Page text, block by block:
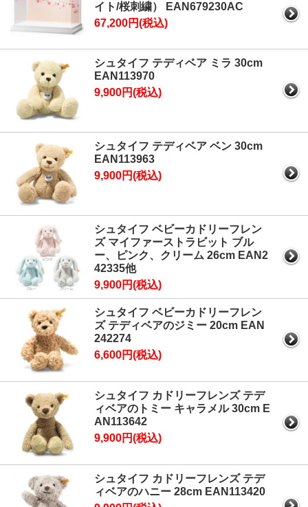
イト/桜刺繍） EAN679230AC
67,200円(税込)
シュタイフ テディベア ミラ 30cm
EAN113970
9,900円(税込)
シュタイフ テディベア ベン 30cm
EAN113963
9,900円(税込)
シュタイフ ベビーカドリーフレン
ズ マイファーストラビット ブル
ー、ピンク、クリーム 26cm EAN2
42335他
9,900円(税込)
シュタイフ ベビーカドリーフレン
ズ テディベアのジミー 20cm EAN
242274
6,600円(税込)
シュタイフ カドリーフレンズ テデ
ィベアのトミー キャラメル 30cm E
AN113642
9,900円(税込)
シュタイフ カドリーフレンズ テデ
ィベアのハニー 28cm EAN113420